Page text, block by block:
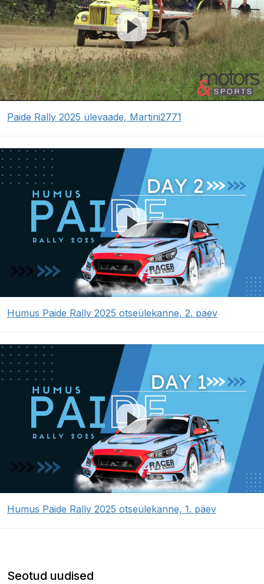
Paide Rally 2025 ülevaade, Martini2771
Humus Paide Rally 2025 otseülekanne, 2. päev
Humus Paide Rally 2025 otseülekanne, 1. päev
Seotud uudised